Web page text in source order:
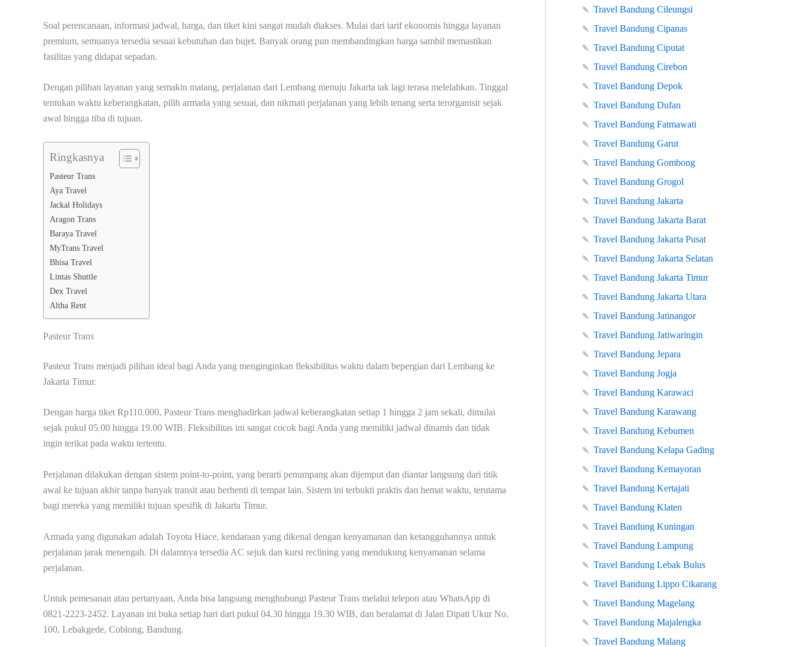
Soal perencanaan, informasi jadwal, harga, dan tiket kini sangat mudah diakses. Mulai dari tarif ekonomis hingga layanan
premium, semuanya tersedia sesuai kebutuhan dan bujet. Banyak orang pun membandingkan harga sambil memastikan
fasilitas yang didapat sepadan.
Dengan pilihan layanan yang semakin matang, perjalanan dari Lembang menuju Jakarta tak lagi terasa melelahkan. Tinggal
tentukan waktu keberangkatan, pilih armada yang sesuai, dan nikmati perjalanan yang lebih tenang serta terorganisir sejak
awal hingga tiba di tujuan.
Ringkasnya
Pasteur Trans
Aya Travel
Jackal Holidays
Aragon Trans
Baraya Travel
MyTrans Travel
Bhisa Travel
Lintas Shuttle
Dex Travel
Altha Rent
Pasteur Trans
Pasteur Trans menjadi pilihan ideal bagi Anda yang menginginkan fleksibilitas waktu dalam bepergian dari Lembang ke
Jakarta Timur.
Dengan harga tiket Rp110.000, Pasteur Trans menghadirkan jadwal keberangkatan setiap 1 hingga 2 jam sekali, dimulai
sejak pukul 05.00 hingga 19.00 WIB. Fleksibilitas ini sangat cocok bagi Anda yang memiliki jadwal dinamis dan tidak
ingin terikat pada waktu tertentu.
Perjalanan dilakukan dengan sistem point-to-point, yang berarti penumpang akan dijemput dan diantar langsung dari titik
awal ke tujuan akhir tanpa banyak transit atau berhenti di tempat lain. Sistem ini terbukti praktis dan hemat waktu, terutama
bagi mereka yang memiliki tujuan spesifik di Jakarta Timur.
Armada yang digunakan adalah Toyota Hiace, kendaraan yang dikenal dengan kenyamanan dan ketangguhannya untuk
perjalanan jarak menengah. Di dalamnya tersedia AC sejuk dan kursi reclining yang mendukung kenyamanan selama
perjalanan.
Untuk pemesanan atau pertanyaan, Anda bisa langsung menghubungi Pasteur Trans melalui telepon atau WhatsApp di
0821-2223-2452. Layanan ini buka setiap hari dari pukul 04.30 hingga 19.30 WIB, dan beralamat di Jalan Dipati Ukur No.
100, Lebakgede, Coblong, Bandung.
🍡 Travel Bandung Cileungsi
🍡 Travel Bandung Cipanas
🍡 Travel Bandung Ciputat
🍡 Travel Bandung Cirebon
🍡 Travel Bandung Depok
🍡 Travel Bandung Dufan
🍡 Travel Bandung Fatmawati
🍡 Travel Bandung Garut
🍡 Travel Bandung Gombong
🍡 Travel Bandung Grogol
🍡 Travel Bandung Jakarta
🍡 Travel Bandung Jakarta Barat
🍡 Travel Bandung Jakarta Pusat
🍡 Travel Bandung Jakarta Selatan
🍡 Travel Bandung Jakarta Timur
🍡 Travel Bandung Jakarta Utara
🍡 Travel Bandung Jatinangor
🍡 Travel Bandung Jatiwaringin
🍡 Travel Bandung Jepara
🍡 Travel Bandung Jogja
🍡 Travel Bandung Karawaci
🍡 Travel Bandung Karawang
🍡 Travel Bandung Kebumen
🍡 Travel Bandung Kelapa Gading
🍡 Travel Bandung Kemayoran
🍡 Travel Bandung Kertajati
🍡 Travel Bandung Klaten
🍡 Travel Bandung Kuningan
🍡 Travel Bandung Lampung
🍡 Travel Bandung Lebak Bulus
🍡 Travel Bandung Lippo Cikarang
🍡 Travel Bandung Magelang
🍡 Travel Bandung Majalengka
🍡 Travel Bandung Malang